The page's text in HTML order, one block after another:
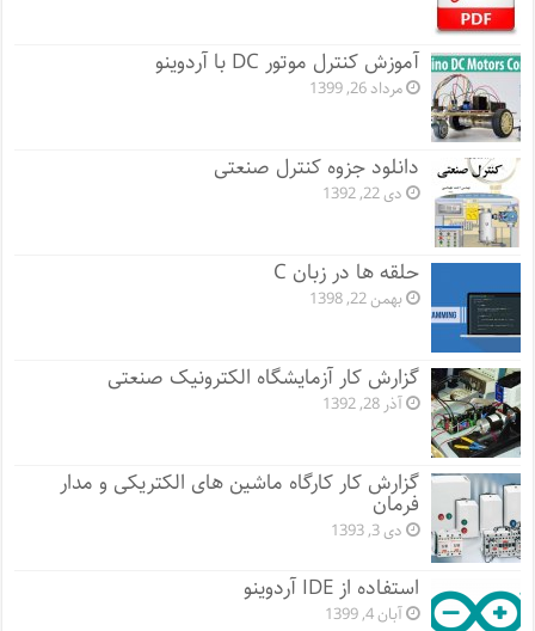
آموزش کنترل موتور DC با آردوینو
مرداد 26, 1399
دانلود جزوه کنترل صنعتی
دی 22, 1392
حلقه ها در زبان C
بهمن 22, 1398
گزارش کار آزمایشگاه الکترونیک صنعتی
آذر 28, 1392
گزارش کار کارگاه ماشین های الکتریکی و مدار
فرمان
دی 3, 1393
استفاده از IDE آردوینو
آبان 4, 1399